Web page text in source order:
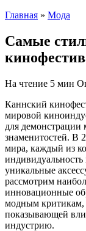
Главная » Мода
Самые
На чтение 5 мин
Каннский
мировой
для демонстрации
знаменитостей. В
мира, каждый из
уникальные
рассмотрим
инновационные
модным критикам,
показывающей
индустрию.